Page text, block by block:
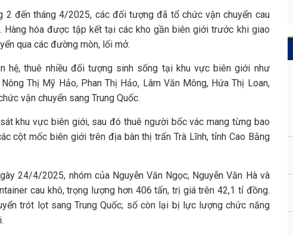
đến tháng 4/2025, các đối tượng đã tổ chức vận chuyển cau
hóa được tập kết tại các kho gần biên giới trước khi giao
qua các đường mòn, lối mở.
hệ, thuê nhiều đối tượng sinh sống tại khu vực biên giới như
Thị Mỹ Hảo, Phan Thị Hảo, Lâm Văn Mông, Hứa Thị Loan,
vận chuyển sang Trung Quốc.
khu vực biên giới, sau đó thuê người bốc vác mang từng bao
cột mốc biên giới trên địa bàn thị trấn Trà Lĩnh, tỉnh Cao Bằng
24/4/2025, nhóm của Nguyễn Văn Ngọc, Nguyễn Văn Hà và
cau khô, trọng lượng hơn 406 tấn, trị giá trên 42,1 tỉ đồng.
trót lọt sang Trung Quốc; số còn lại bị lực lượng chức năng